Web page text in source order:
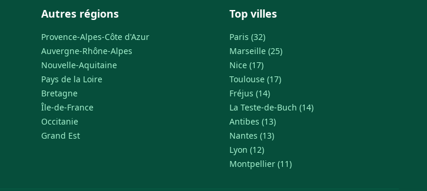
Autres régions
Provence-Alpes-Côte d'Azur
Auvergne-Rhône-Alpes
Nouvelle-Aquitaine
Pays de la Loire
Bretagne
Île-de-France
Occitanie
Grand Est
Top villes
Paris (32)
Marseille (25)
Nice (17)
Toulouse (17)
Fréjus (14)
La Teste-de-Buch (14)
Antibes (13)
Nantes (13)
Lyon (12)
Montpellier (11)